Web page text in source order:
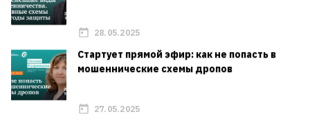
28.05.2025
Стартует прямой эфир: как не попасть в
мошеннические схемы дропов
27.05.2025